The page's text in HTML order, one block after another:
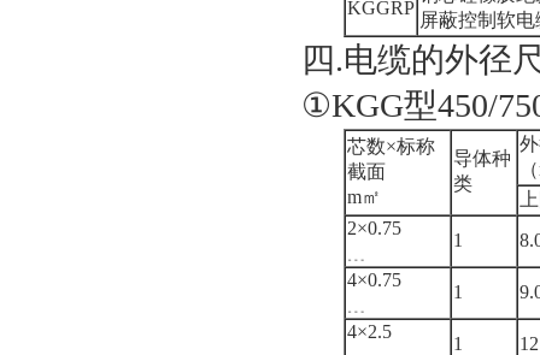
KGGRP
屏蔽控制软电
四.电缆的外径
①KGG型450/
芯数×标称
截面
m㎡
导体种
类
2×0.75
1
4×0.75
1
4×2.5
1